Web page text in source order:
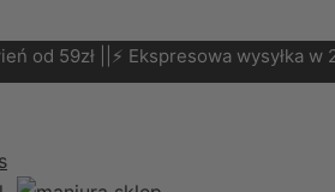
od 59zł ||⚡ Ekspresowa wysyłka w